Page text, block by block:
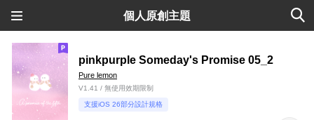
個人原創主題
pinkpurple Someday's Promise 05_2
Pure lemon
V1.41 / 無使用效期限制
支援iOS 26部分設計規格